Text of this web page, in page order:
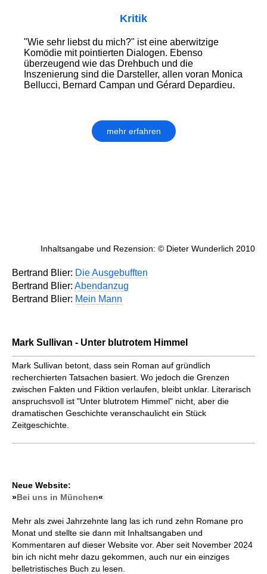
Kritik
"Wie sehr liebst du mich?" ist eine aberwitzige
Komödie mit pointierten Dialogen. Ebenso
überzeugend wie das Drehbuch und die
Inszenierung sind die Darsteller, allen voran Monica
Bellucci, Bernard Campan und Gérard Depardieu.
mehr erfahren
Inhaltsangabe und Rezension: © Dieter Wunderlich 2010
Bertrand Blier: Die Ausgebufften
Bertrand Blier: Abendanzug
Bertrand Blier: Mein Mann
Mark Sullivan - Unter blutrotem Himmel
Mark Sullivan betont, dass sein Roman auf gründlich
recherchierten Tatsachen basiert. Wo jedoch die Grenzen
zwischen Fakten und Fiktion verlaufen, bleibt unklar. Literarisch
anspruchsvoll ist "Unter blutrotem Himmel" nicht, aber die
dramatischen Geschichte veranschaulicht ein Stück
Zeitgeschichte.
Neue Website:
»Bei uns in München«
Mehr als zwei Jahrzehnte lang las ich rund zehn Romane pro
Monat und stellte sie dann mit Inhaltsangaben und
Kommentaren auf dieser Website vor. Aber seit November 2024
bin ich nicht mehr dazu gekommen, auch nur ein einziges
belletristisches Buch zu lesen.